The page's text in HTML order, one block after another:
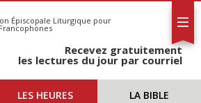
Épiscopale Liturgique pour
Recevez gratuitement
les lectures du jour par courriel
LES HEURES LA BIBLE